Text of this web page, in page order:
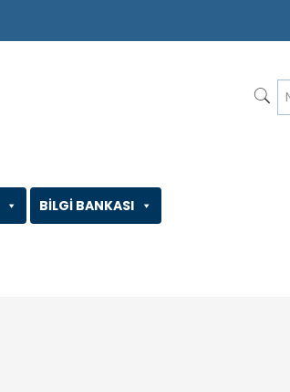
BİLGİ BANKASI